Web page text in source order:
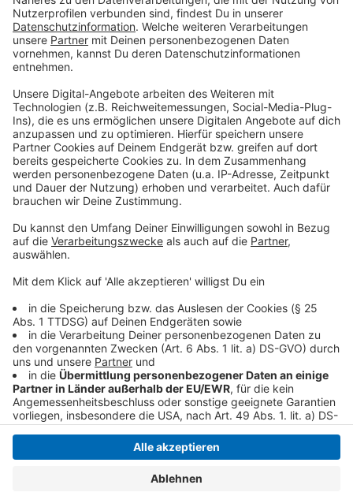
Für Diskussionen sorgt die Bewertung des Krefeld
Hauptbahnhof. Aus Sicht des VRR ist die Lage dort
„völlig in Ordnung“, es bestehe kein Handlungsbedarf.
Der Fahrgastverband Pro Bahn widerspricht. Schon im
„Scheuklappen“ bei den Testern.
Kritikpunkt: Der Bahnhofsvorplatz und das Umfeld
fließen nicht in die Bewertung ein. Dadurch sei der
Bericht nur bedingt aussagekräftig.
Erhöhten Handlungsbedarf sieht der VRR am
Niederrhein unter anderem an den Stationen Viersen,
Dülken, Boisheim, Kaldenkirchen und Krefeld-Linn.
Anzeige
Anzeige